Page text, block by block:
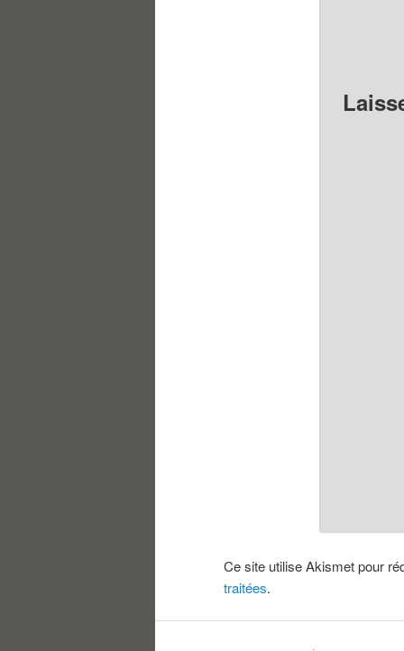
Ce site utilise Akismet pour
traitées.